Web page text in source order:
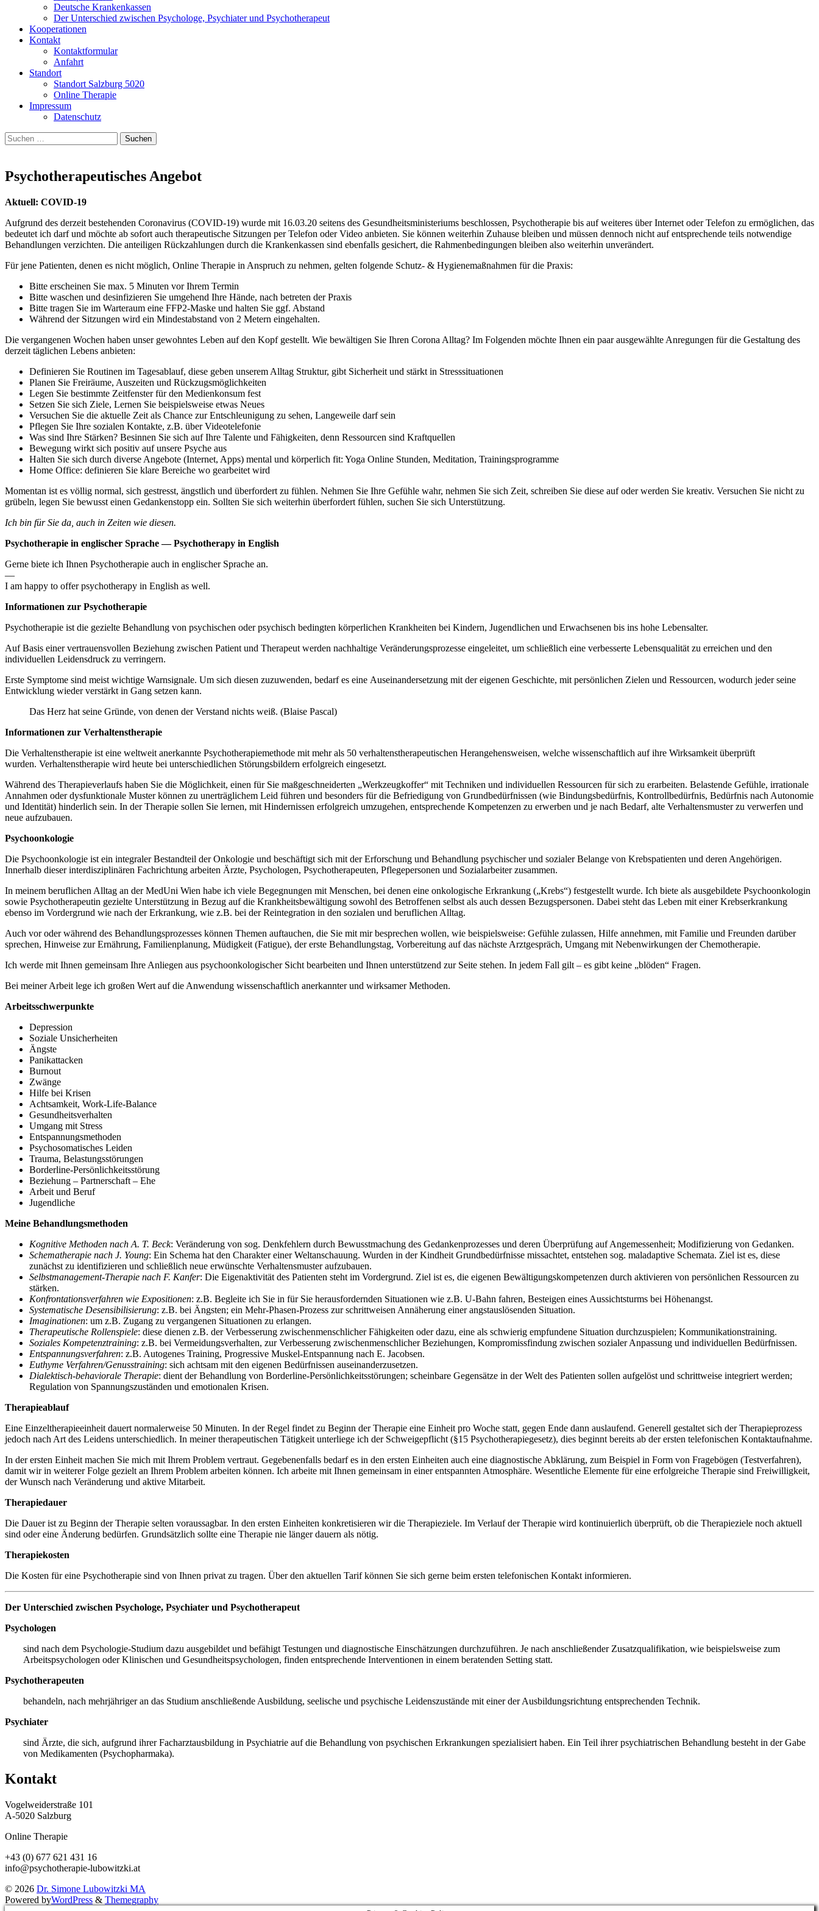
Deutsche Krankenkassen
Der Unterschied zwischen Psychologe, Psychiater und Psychotherapeut
Kooperationen
Kontakt
Kontaktformular
Anfahrt
Standort
Standort Salzburg 5020
Online Therapie
Impressum
Datenschutz
Suchen
nach:
Psychotherapeutisches Angebot
Aktuell: COVID-19
Aufgrund des derzeit bestehenden Coronavirus (COVID-19) wurde mit 16.03.20 seitens des Gesundheitsministeriums beschlossen, Psychotherapie bis auf weiteres über Internet oder Telefon zu ermöglichen, das
bedeutet ich darf und möchte ab sofort auch therapeutische Sitzungen per Telefon oder Video anbieten. Sie können weiterhin Zuhause bleiben und müssen dennoch nicht auf entsprechende teils notwendige
Behandlungen verzichten. Die anteiligen Rückzahlungen durch die Krankenkassen sind ebenfalls gesichert, die Rahmenbedingungen bleiben also weiterhin unverändert.
Für jene Patienten, denen es nicht möglich, Online Therapie in Anspruch zu nehmen, gelten folgende Schutz- & Hygienemaßnahmen für die Praxis:
Bitte erscheinen Sie max. 5 Minuten vor Ihrem Termin
Bitte waschen und desinfizieren Sie umgehend Ihre Hände, nach betreten der Praxis
Bitte tragen Sie im Warteraum eine FFP2-Maske und halten Sie ggf. Abstand
Während der Sitzungen wird ein Mindestabstand von 2 Metern eingehalten.
Die vergangenen Wochen haben unser gewohntes Leben auf den Kopf gestellt. Wie bewältigen Sie Ihren Corona Alltag? Im Folgenden möchte Ihnen ein paar ausgewählte Anregungen für die Gestaltung des
derzeit täglichen Lebens anbieten:
Definieren Sie Routinen im Tagesablauf, diese geben unserem Alltag Struktur, gibt Sicherheit und stärkt in Stresssituationen
Planen Sie Freiräume, Auszeiten und Rückzugsmöglichkeiten
Legen Sie bestimmte Zeitfenster für den Medienkonsum fest
Setzen Sie sich Ziele, Lernen Sie beispielsweise etwas Neues
Versuchen Sie die aktuelle Zeit als Chance zur Entschleunigung zu sehen, Langeweile darf sein
Pflegen Sie Ihre sozialen Kontakte, z.B. über Videotelefonie
Was sind Ihre Stärken? Besinnen Sie sich auf Ihre Talente und Fähigkeiten, denn Ressourcen sind Kraftquellen
Bewegung wirkt sich positiv auf unsere Psyche aus
Halten Sie sich durch diverse Angebote (Internet, Apps) mental und körperlich fit: Yoga Online Stunden, Meditation, Trainingsprogramme
Home Office: definieren Sie klare Bereiche wo gearbeitet wird
Momentan ist es völlig normal, sich gestresst, ängstlich und überfordert zu fühlen. Nehmen Sie Ihre Gefühle wahr, nehmen Sie sich Zeit, schreiben Sie diese auf oder werden Sie kreativ. Versuchen Sie nicht zu
grübeln, legen Sie bewusst einen Gedankenstopp ein. Sollten Sie sich weiterhin überfordert fühlen, suchen Sie sich Unterstützung.
Ich bin für Sie da, auch in Zeiten wie diesen.
Psychotherapie in englischer Sprache — Psychotherapy in English
Gerne biete ich Ihnen Psychotherapie auch in englischer Sprache an.
—
I am happy to offer psychotherapy in English as well.
Informationen zur Psychotherapie
Psychotherapie ist die gezielte Behandlung von psychischen oder psychisch bedingten körperlichen Krankheiten bei Kindern, Jugendlichen und Erwachsenen bis ins hohe Lebensalter.
Auf Basis einer vertrauensvollen Beziehung zwischen Patient und Therapeut werden nachhaltige Veränderungsprozesse eingeleitet, um schließlich eine verbesserte Lebensqualität zu erreichen und den
individuellen Leidensdruck zu verringern.
Erste Symptome sind meist wichtige Warnsignale. Um sich diesen zuzuwenden, bedarf es eine Auseinandersetzung mit der eigenen Geschichte, mit persönlichen Zielen und Ressourcen, wodurch jeder seine
Entwicklung wieder verstärkt in Gang setzen kann.
Das Herz hat seine Gründe, von denen der Verstand nichts weiß. (Blaise Pascal)
Informationen zur Verhaltenstherapie
Die Verhaltenstherapie ist eine weltweit anerkannte Psychotherapiemethode mit mehr als 50 verhaltenstherapeutischen Herangehensweisen, welche wissenschaftlich auf ihre Wirksamkeit überprüft
wurden. Verhaltenstherapie wird heute bei unterschiedlichen Störungsbildern erfolgreich eingesetzt.
Während des Therapieverlaufs haben Sie die Möglichkeit, einen für Sie maßgeschneiderten „Werkzeugkoffer“ mit Techniken und individuellen Ressourcen für sich zu erarbeiten. Belastende Gefühle, irrationale
Annahmen oder dysfunktionale Muster können zu unerträglichem Leid führen und besonders für die Befriedigung von Grundbedürfnissen (wie Bindungsbedürfnis, Kontrollbedürfnis, Bedürfnis nach Autonomie
und Identität) hinderlich sein. In der Therapie sollen Sie lernen, mit Hindernissen erfolgreich umzugehen, entsprechende Kompetenzen zu erwerben und je nach Bedarf, alte Verhaltensmuster zu verwerfen und
neue aufzubauen.
Psychoonkologie
Die Psychoonkologie ist ein integraler Bestandteil der Onkologie und beschäftigt sich mit der Erforschung und Behandlung psychischer und sozialer Belange von Krebspatienten und deren Angehörigen.
Innerhalb dieser interdisziplinären Fachrichtung arbeiten Ärzte, Psychologen, Psychotherapeuten, Pflegepersonen und Sozialarbeiter zusammen.
In meinem beruflichen Alltag an der MedUni Wien habe ich viele Begegnungen mit Menschen, bei denen eine onkologische Erkrankung („Krebs“) festgestellt wurde. Ich biete als ausgebildete Psychoonkologin
sowie Psychotherapeutin gezielte Unterstützung in Bezug auf die Krankheitsbewältigung sowohl des Betroffenen selbst als auch dessen Bezugspersonen. Dabei steht das Leben mit einer Krebserkrankung
ebenso im Vordergrund wie nach der Erkrankung, wie z.B. bei der Reintegration in den sozialen und beruflichen Alltag.
Auch vor oder während des Behandlungsprozesses können Themen auftauchen, die Sie mit mir besprechen wollen, wie beispielsweise: Gefühle zulassen, Hilfe annehmen, mit Familie und Freunden darüber
sprechen, Hinweise zur Ernährung, Familienplanung, Müdigkeit (Fatigue), der erste Behandlungstag, Vorbereitung auf das nächste Arztgespräch, Umgang mit Nebenwirkungen der Chemotherapie.
Ich werde mit Ihnen gemeinsam Ihre Anliegen aus psychoonkologischer Sicht bearbeiten und Ihnen unterstützend zur Seite stehen. In jedem Fall gilt – es gibt keine „blöden“ Fragen.
Bei meiner Arbeit lege ich großen Wert auf die Anwendung wissenschaftlich anerkannter und wirksamer Methoden.
Arbeitsschwerpunkte
Depression
Soziale Unsicherheiten
Ängste
Panikattacken
Burnout
Zwänge
Hilfe bei Krisen
Achtsamkeit, Work-Life-Balance
Gesundheitsverhalten
Umgang mit Stress
Entspannungsmethoden
Psychosomatisches Leiden
Trauma, Belastungsstörungen
Borderline-Persönlichkeitsstörung
Beziehung – Partnerschaft – Ehe
Arbeit und Beruf
Jugendliche
Meine Behandlungsmethoden
Kognitive Methoden nach A. T. Beck: Veränderung von sog. Denkfehlern durch Bewusstmachung des Gedankenprozesses und deren Überprüfung auf Angemessenheit; Modifizierung von Gedanken.
Schematherapie nach J. Young: Ein Schema hat den Charakter einer Weltanschauung. Wurden in der Kindheit Grundbedürfnisse missachtet, entstehen sog. maladaptive Schemata. Ziel ist es, diese
zunächst zu identifizieren und schließlich neue erwünschte Verhaltensmuster aufzubauen.
Selbstmanagement-Therapie nach F. Kanfer: Die Eigenaktivität des Patienten steht im Vordergrund. Ziel ist es, die eigenen Bewältigungskompetenzen durch aktivieren von persönlichen Ressourcen zu
stärken.
Konfrontationsverfahren wie Expositionen: z.B. Begleite ich Sie in für Sie herausfordernden Situationen wie z.B. U-Bahn fahren, Besteigen eines Aussichtsturms bei Höhenangst.
Systematische Desensibilisierung: z.B. bei Ängsten; ein Mehr-Phasen-Prozess zur schrittweisen Annäherung einer angstauslösenden Situation.
Imaginationen: um z.B. Zugang zu vergangenen Situationen zu erlangen.
Therapeutische Rollenspiele: diese dienen z.B. der Verbesserung zwischenmenschlicher Fähigkeiten oder dazu, eine als schwierig empfundene Situation durchzuspielen; Kommunikationstraining.
Soziales Kompetenztraining: z.B. bei Vermeidungsverhalten, zur Verbesserung zwischenmenschlicher Beziehungen, Kompromissfindung zwischen sozialer Anpassung und individuellen Bedürfnissen.
Entspannungsverfahren: z.B. Autogenes Training, Progressive Muskel-Entspannung nach E. Jacobsen.
Euthyme Verfahren/Genusstraining: sich achtsam mit den eigenen Bedürfnissen auseinanderzusetzen.
Dialektisch-behaviorale Therapie: dient der Behandlung von Borderline-Persönlichkeitsstörungen; scheinbare Gegensätze in der Welt des Patienten sollen aufgelöst und schrittweise integriert werden;
Regulation von Spannungszuständen und emotionalen Krisen.
Therapieablauf
Eine Einzeltherapieeinheit dauert normalerweise 50 Minuten. In der Regel findet zu Beginn der Therapie eine Einheit pro Woche statt, gegen Ende dann auslaufend. Generell gestaltet sich der Therapieprozess
jedoch nach Art des Leidens unterschiedlich. In meiner therapeutischen Tätigkeit unterliege ich der Schweigepflicht (§15 Psychotherapiegesetz), dies beginnt bereits ab der ersten telefonischen Kontaktaufnahme.
In der ersten Einheit machen Sie mich mit Ihrem Problem vertraut. Gegebenenfalls bedarf es in den ersten Einheiten auch eine diagnostische Abklärung, zum Beispiel in Form von Fragebögen (Testverfahren),
damit wir in weiterer Folge gezielt an Ihrem Problem arbeiten können. Ich arbeite mit Ihnen gemeinsam in einer entspannten Atmosphäre. Wesentliche Elemente für eine erfolgreiche Therapie sind Freiwilligkeit,
der Wunsch nach Veränderung und aktive Mitarbeit.
Therapiedauer
Die Dauer ist zu Beginn der Therapie selten voraussagbar. In den ersten Einheiten konkretisieren wir die Therapieziele. Im Verlauf der Therapie wird kontinuierlich überprüft, ob die Therapieziele noch aktuell
sind oder eine Änderung bedürfen. Grundsätzlich sollte eine Therapie nie länger dauern als nötig.
Therapiekosten
Die Kosten für eine Psychotherapie sind von Ihnen privat zu tragen. Über den aktuellen Tarif können Sie sich gerne beim ersten telefonischen Kontakt informieren.
Der Unterschied zwischen Psychologe, Psychiater und Psychotherapeut
Psychologen
sind nach dem Psychologie-Studium dazu ausgebildet und befähigt Testungen und diagnostische Einschätzungen durchzuführen. Je nach anschließender Zusatzqualifikation, wie beispielsweise zum
Arbeitspsychologen oder Klinischen und Gesundheitspsychologen, finden entsprechende Interventionen in einem beratenden Setting statt.
Psychotherapeuten
behandeln, nach mehrjähriger an das Studium anschließende Ausbildung, seelische und psychische Leidenszustände mit einer der Ausbildungsrichtung entsprechenden Technik.
Psychiater
sind Ärzte, die sich, aufgrund ihrer Facharztausbildung in Psychiatrie auf die Behandlung von psychischen Erkrankungen spezialisiert haben. Ein Teil ihrer psychiatrischen Behandlung besteht in der Gabe
von Medikamenten (Psychopharmaka).
Kontakt
Vogelweiderstraße 101
A-5020 Salzburg
Online Therapie
+43 (0) 677 621 431 16
info@psychotherapie-lubowitzki.at
© 2026 Dr. Simone Lubowitzki MA
Powered byWordPress & Themegraphy